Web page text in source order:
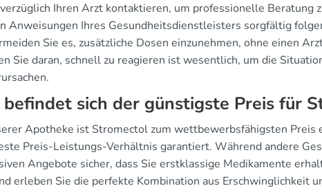
Ihren Arzt kontaktieren, um professionelle Beratung
Anweisungen Ihres Gesundheitsdienstleisters sorgfältig
Sie es, zusätzliche Dosen einzunehmen, ohne einen
Sie daran, schnell zu reagieren ist wesentlich, um die
befindet sich der günstigste Preis für
Apotheke ist Stromectol zum wettbewerbsfähigsten Preis
Preis-Leistungs-Verhältnis garantiert. Während andere
Angebote sicher, dass Sie erstklassige Medikamente
erleben Sie die perfekte Kombination aus Erschwinglichkeit